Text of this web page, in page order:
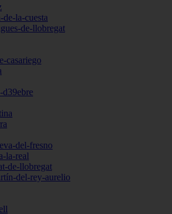
la-cuesta
de-llobregat
casariego
d39ebre
del-fresno
la-real
de-llobregat
del-rey-aurelio